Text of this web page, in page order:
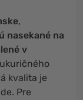
,
nasekané na
v
kvalita je
Pre